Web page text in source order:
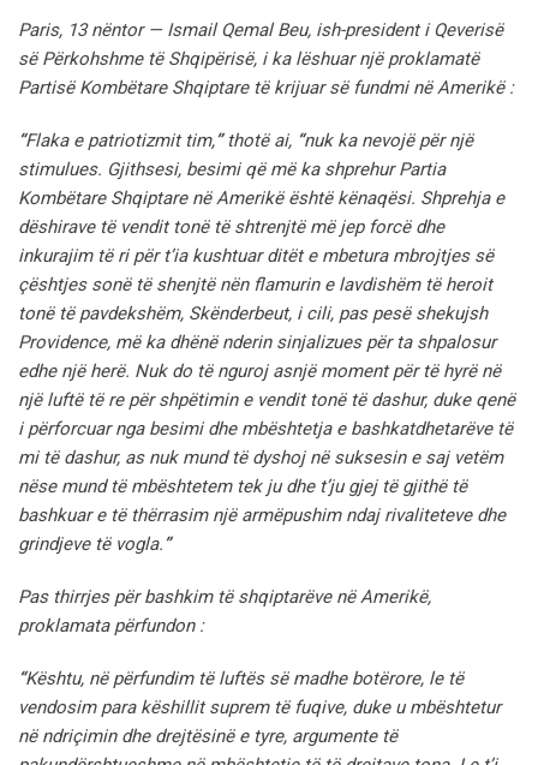
Paris, 13 nëntor — Ismail Qemal Beu, ish-president i Qeverisë
së Përkohshme të Shqipërisë, i ka lëshuar një proklamatë
Partisë Kombëtare Shqiptare të krijuar së fundmi në Amerikë :
“Flaka e patriotizmit tim,” thotë ai, “nuk ka nevojë për një
stimulues. Gjithsesi, besimi që më ka shprehur Partia
Kombëtare Shqiptare në Amerikë është kënaqësi. Shprehja e
dëshirave të vendit tonë të shtrenjtë më jep forcë dhe
inkurajim të ri për t’ia kushtuar ditët e mbetura mbrojtjes së
çështjes sonë të shenjtë nën flamurin e lavdishëm të heroit
tonë të pavdekshëm, Skënderbeut, i cili, pas pesë shekujsh
Providence, më ka dhënë nderin sinjalizues për ta shpalosur
edhe një herë. Nuk do të nguroj asnjë moment për të hyrë në
një luftë të re për shpëtimin e vendit tonë të dashur, duke qenë
i përforcuar nga besimi dhe mbështetja e bashkatdhetarëve të
mi të dashur, as nuk mund të dyshoj në suksesin e saj vetëm
nëse mund të mbështetem tek ju dhe t’ju gjej të gjithë të
bashkuar e të thërrasim një armëpushim ndaj rivaliteteve dhe
grindjeve të vogla.”
Pas thirrjes për bashkim të shqiptarëve në Amerikë,
proklamata përfundon :
“Kështu, në përfundim të luftës së madhe botërore, le të
vendosim para këshillit suprem të fuqive, duke u mbështetur
në ndriçimin dhe drejtësinë e tyre, argumente të